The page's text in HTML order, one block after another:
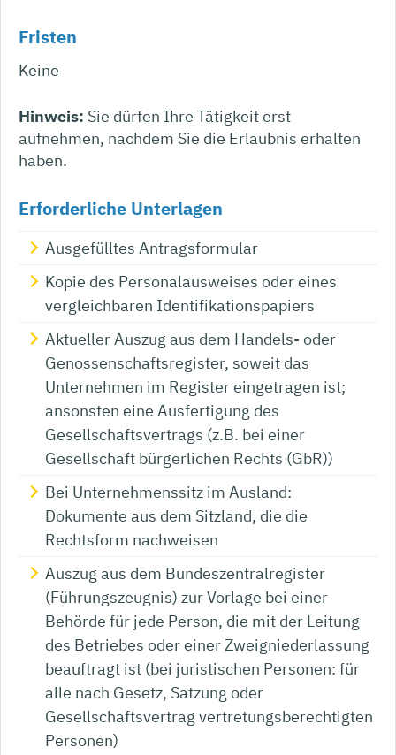
Fristen
Keine
Hinweis: Sie dürfen Ihre Tätigkeit erst
aufnehmen, nachdem Sie die Erlaubnis erhalten
haben.
Erforderliche Unterlagen
Ausgefülltes Antragsformular
Kopie des Personalausweises oder eines
vergleichbaren Identifikationspapiers
Aktueller Auszug aus dem Handels- oder
Genossenschaftsregister, soweit das
Unternehmen im Register eingetragen ist;
ansonsten eine Ausfertigung des
Gesellschaftsvertrags (z.B. bei einer
Gesellschaft bürgerlichen Rechts (GbR))
Bei Unternehmenssitz im Ausland:
Dokumente aus dem Sitzland, die die
Rechtsform nachweisen
Auszug aus dem Bundeszentralregister
(Führungszeugnis) zur Vorlage bei einer
Behörde für jede Person, die mit der Leitung
des Betriebes oder einer Zweigniederlassung
beauftragt ist (bei juristischen Personen: für
alle nach Gesetz, Satzung oder
Gesellschaftsvertrag vertretungsberechtigten
Personen)